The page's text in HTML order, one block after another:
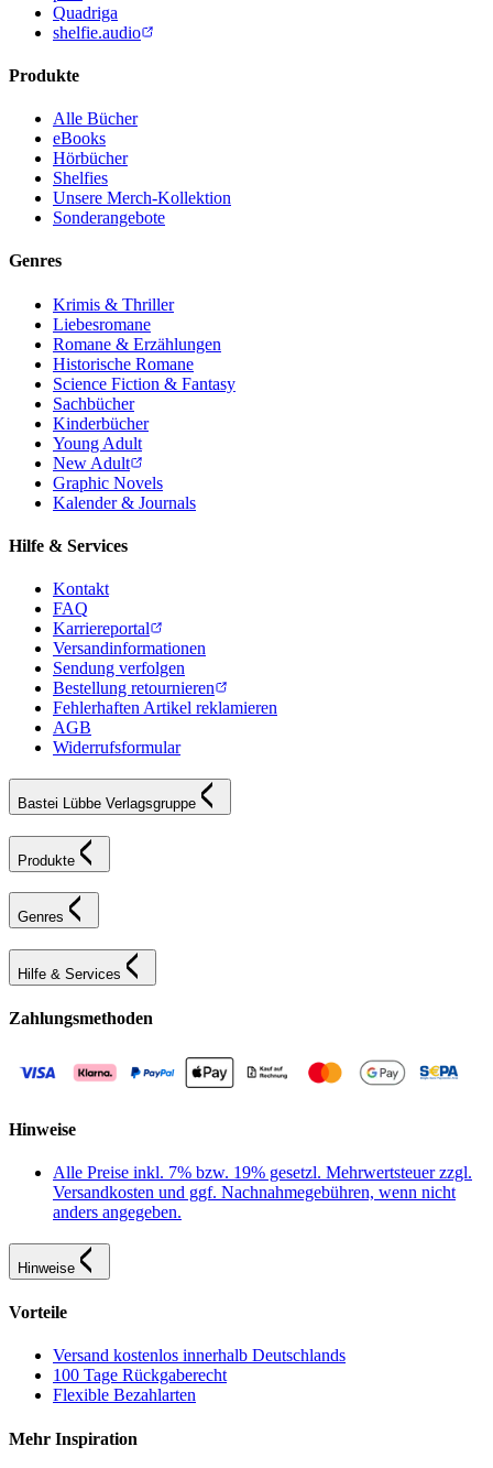
Quadriga
shelfie.audio
Produkte
Alle Bücher
eBooks
Hörbücher
Shelfies
Unsere Merch-Kollektion
Sonderangebote
Genres
Krimis & Thriller
Liebesromane
Romane & Erzählungen
Historische Romane
Science Fiction & Fantasy
Sachbücher
Kinderbücher
Young Adult
New Adult
Graphic Novels
Kalender & Journals
Hilfe & Services
Kontakt
FAQ
Karriereportal
Versandinformationen
Sendung verfolgen
Bestellung retournieren
Fehlerhaften Artikel reklamieren
AGB
Widerrufsformular
Bastei Lübbe Verlagsgruppe
Produkte
Genres
Hilfe & Services
Zahlungsmethoden
Hinweise
Alle Preise inkl. 7% bzw. 19% gesetzl. Mehrwertsteuer zzgl.
Versandkosten und ggf. Nachnahmegebühren, wenn nicht
anders angegeben.
Hinweise
Vorteile
Versand kostenlos innerhalb Deutschlands
100 Tage Rückgaberecht
Flexible Bezahlarten
Mehr Inspiration